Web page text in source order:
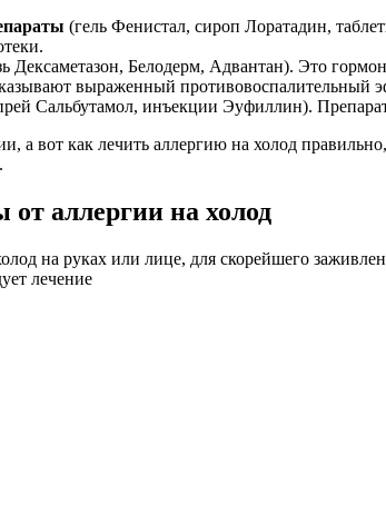
(гель Фенистал, сироп Лоратадин,
Дексаметазон, Белодерм, Адвантан). Это
выраженный противовоспалительный
Сальбутамол, инъекции Эуфиллин).
а вот как лечить аллергию на холод
аллергии на холод
на руках или лице, для скорейшего
лечение